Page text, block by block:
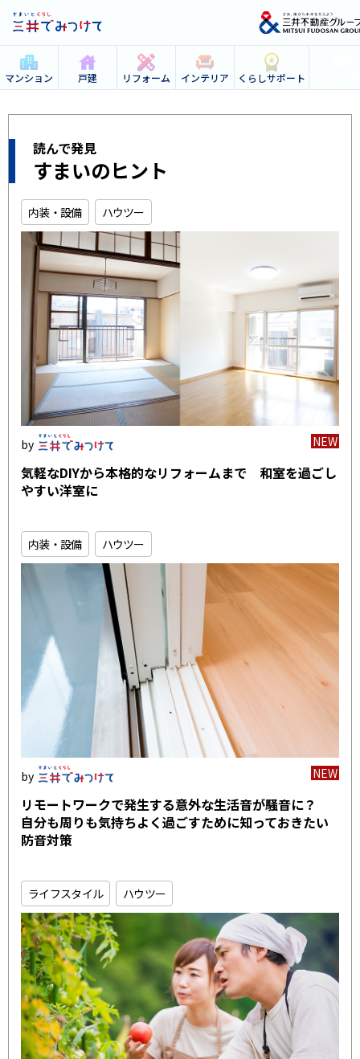
マンション 戸建 リフォーム インテリア くらしサポート
読んで発見
すまいのヒント
内装・設備 ハウツー
NEW
気軽なDIYから本格的なリフォームまで 和室を過ごし
やすい洋室に
内装・設備 ハウツー
NEW
リモートワークで発生する意外な生活音が騒音に？
自分も周りも気持ちよく過ごすために知っておきたい
防音対策
ライフスタイル ハウツー